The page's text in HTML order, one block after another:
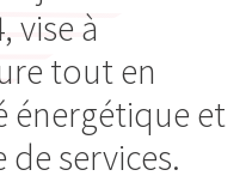
vise à
tout en
énergétique et
services.